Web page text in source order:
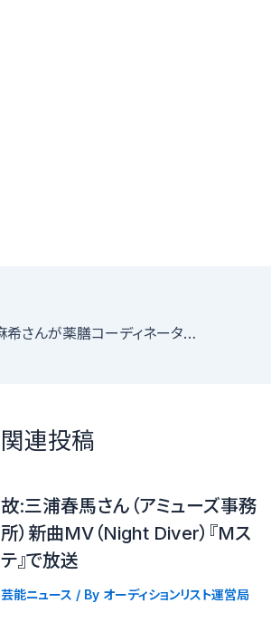
岡副麻希さんが薬膳コーディネーター資格を取得
関連投稿
故:三浦春馬さん（アミューズ事務
所）新曲MV（Night Diver）『Mス
テ』で放送
芸能ニュース / By オーディションリスト運営局